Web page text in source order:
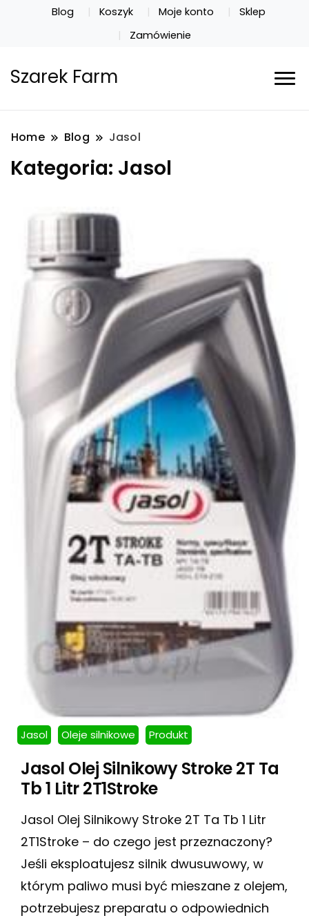
Blog Koszyk Moje konto
Sklep
Zamówienie
Szarek Farm
Home Blog Jasol
Kategoria: Jasol
Jasol Oleje silnikowe Produkt
Jasol Olej Silnikowy Stroke 2T Ta
Tb 1 Litr 2T1Stroke
Jasol Olej Silnikowy Stroke 2T Ta Tb 1 Litr
2T1Stroke – do czego jest przeznaczony?
Jeśli eksploatujesz silnik dwusuwowy, w
którym paliwo musi być mieszane z olejem,
potrzebujesz preparatu o odpowiednich